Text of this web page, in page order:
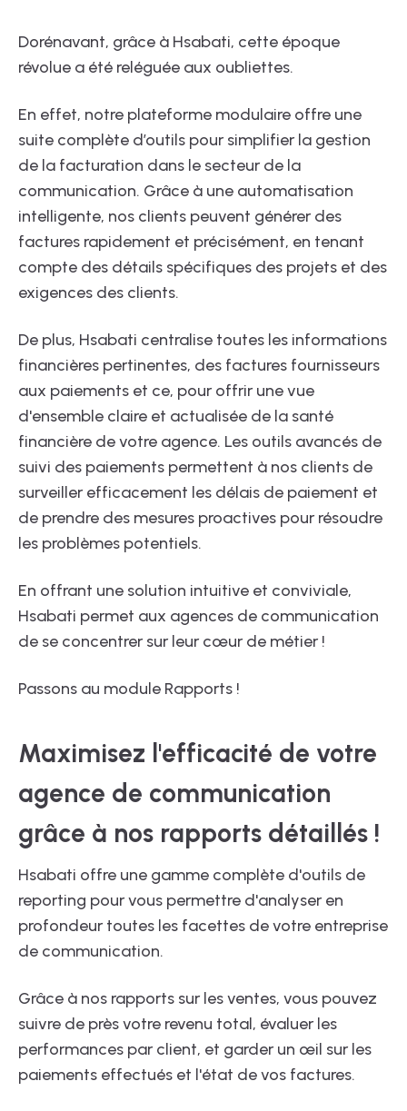
Dorénavant, grâce à Hsabati, cette époque
révolue a été reléguée aux oubliettes.
En effet, notre plateforme modulaire offre une
suite complète d’outils pour simplifier la gestion
de la facturation dans le secteur de la
communication. Grâce à une automatisation
intelligente, nos clients peuvent générer des
factures rapidement et précisément, en tenant
compte des détails spécifiques des projets et des
exigences des clients.
De plus, Hsabati centralise toutes les informations
financières pertinentes, des factures fournisseurs
aux paiements et ce, pour offrir une vue
d'ensemble claire et actualisée de la santé
financière de votre agence. Les outils avancés de
suivi des paiements permettent à nos clients de
surveiller efficacement les délais de paiement et
de prendre des mesures proactives pour résoudre
les problèmes potentiels.
En offrant une solution intuitive et conviviale,
Hsabati permet aux agences de communication
de se concentrer sur leur cœur de métier !
Passons au module Rapports !
Maximisez l'efficacité de votre
agence de communication
grâce à nos rapports détaillés !
Hsabati offre une gamme complète d'outils de
reporting pour vous permettre d'analyser en
profondeur toutes les facettes de votre entreprise
de communication.
Grâce à nos rapports sur les ventes, vous pouvez
suivre de près votre revenu total, évaluer les
performances par client, et garder un œil sur les
paiements effectués et l'état de vos factures.